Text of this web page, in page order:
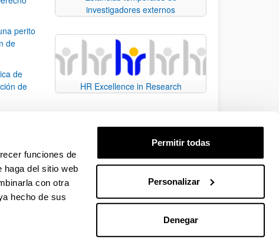
funciones de
haga del sitio web
con otra
hecho de sus
Permitir todas
Personalizar
Denegar
perito
de
de
de
TAB para desplazarse.
investigadores externos
HR Excellence in Research